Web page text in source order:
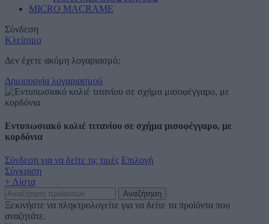
MICRO MACRAME
Σύνδεση
Κλείσιμο
Δεν έχετε ακόμη λογαριασμό;
Δημιουργία λογαριασμού
Εντυπωσιακό κολιέ τιτανίου σε σχήμα μισοφέγγαρο, με
κορδόνια
Σύνδεση για να δείτε τις τιμές Επιλογή
Σύγκριση
+ Λίστα
Αναζήτηση
Ξεκινήστε να πληκτρολογείτε για να δείτε τα προϊόντα που
αναζητάτε.